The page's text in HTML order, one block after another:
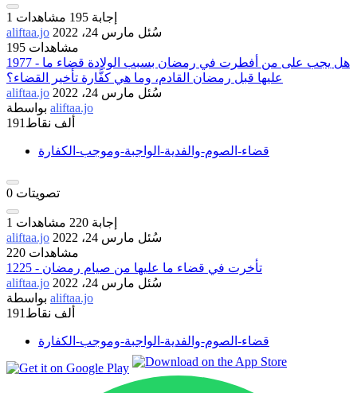
1 إجابة 195 مشاهدات
aliftaa.jo
سُئل مارس 24، 2022
195 مشاهدات
1977 - هل يجب على من أفطرت في رمضان بسبب الولادة قضاء ما
عليها قبل رمضان القادم، وما هي كفَّارة تأخير القضاء؟
aliftaa.jo
سُئل مارس 24، 2022
aliftaa.jo
191ألف نقاط
قضاء-الصوم-والفدية-الواجبة-وموجب-الكفارة
0 تصويتات
1 إجابة 220 مشاهدات
aliftaa.jo
سُئل مارس 24، 2022
220 مشاهدات
1225 - تأخرت في قضاء ما عليها من صيام رمضان
aliftaa.jo
سُئل مارس 24، 2022
aliftaa.jo
191ألف نقاط
قضاء-الصوم-والفدية-الواجبة-وموجب-الكفارة